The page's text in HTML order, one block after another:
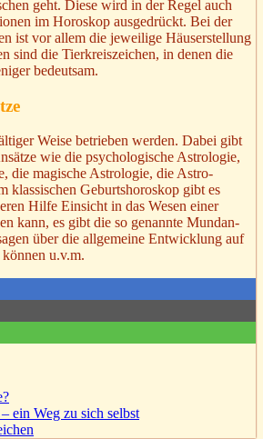
geht. Diese wird in der Regel auch
im Horoskop ausgedrückt. Bei der
ist vor allem die jeweilige Häuserstellung
sind die Tierkreiszeichen, in denen die
bedeutsam.
Weise betrieben werden. Dabei gibt
wie die psychologische Astrologie,
die magische Astrologie, die Astro-
klassischen Geburtshoroskop gibt es
Hilfe Einsicht in das Wesen einer
kann, es gibt die so genannte Mundan-
über die allgemeine Entwicklung auf
u.v.m.
ein Weg zu sich selbst